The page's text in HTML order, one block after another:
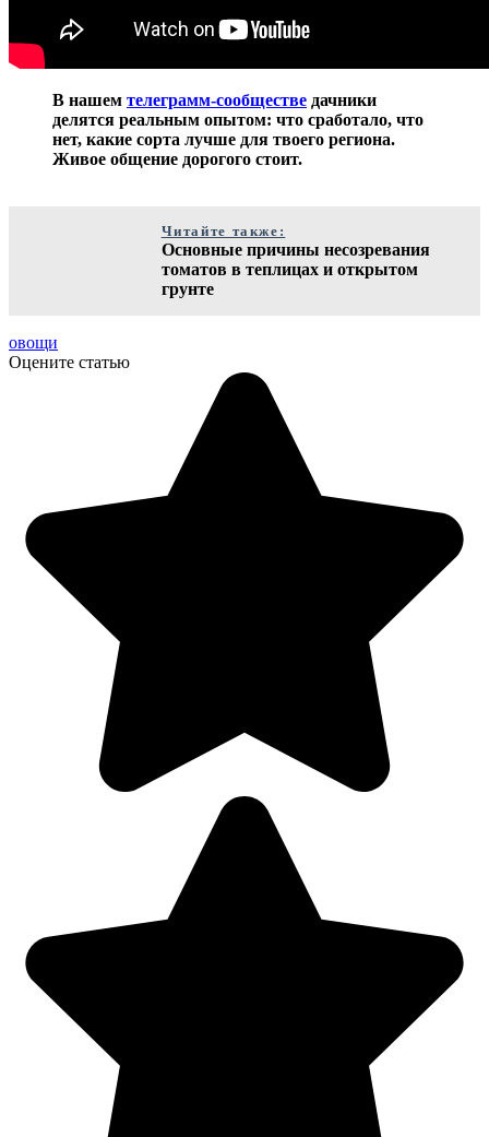
В нашем телеграмм-сообществе дачники
делятся реальным опытом: что сработало, что
нет, какие сорта лучше для твоего региона.
Живое общение дорогого стоит.
Читайте также:
Основные причины несозревания
томатов в теплицах и открытом
грунте
овощи
Оцените статью